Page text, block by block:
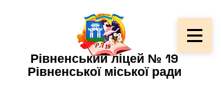
Рівненський ліцей № 19
Рівненської міської ради